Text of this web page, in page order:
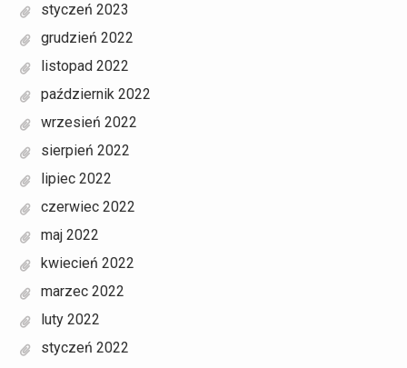
styczeń 2023
grudzień 2022
listopad 2022
październik 2022
wrzesień 2022
sierpień 2022
lipiec 2022
czerwiec 2022
maj 2022
kwiecień 2022
marzec 2022
luty 2022
styczeń 2022